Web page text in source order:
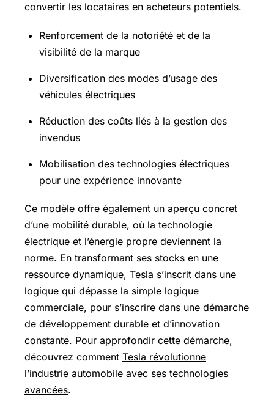
convertir les locataires en acheteurs potentiels.
Renforcement de la notoriété et de la
visibilité de la marque
Diversification des modes d’usage des
véhicules électriques
Réduction des coûts liés à la gestion des
invendus
Mobilisation des technologies électriques
pour une expérience innovante
Ce modèle offre également un aperçu concret
d’une mobilité durable, où la technologie
électrique et l’énergie propre deviennent la
norme. En transformant ses stocks en une
ressource dynamique, Tesla s’inscrit dans une
logique qui dépasse la simple logique
commerciale, pour s’inscrire dans une démarche
de développement durable et d’innovation
constante. Pour approfondir cette démarche,
découvrez comment Tesla révolutionne
l’industrie automobile avec ses technologies
avancées.